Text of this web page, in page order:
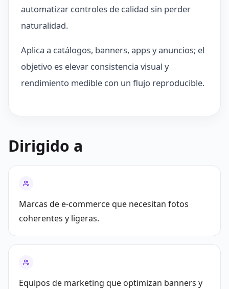
automatizar controles de calidad sin perder
naturalidad.
Aplica a catálogos, banners, apps y anuncios; el
objetivo es elevar consistencia visual y
rendimiento medible con un flujo reproducible.
Dirigido a
Marcas de e‑commerce que necesitan fotos
coherentes y ligeras.
Equipos de marketing que optimizan banners y